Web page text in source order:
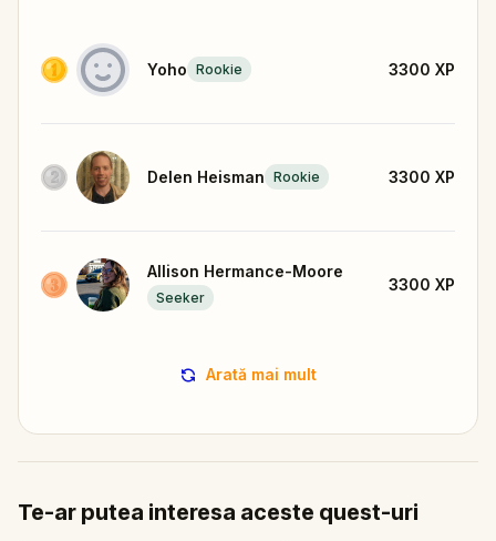
Yoho Rookie 3300 XP
Delen Heisman Rookie 3300 XP
Allison Hermance-Moore
Seeker
3300 XP
Arată mai mult
Te-ar putea interesa aceste quest-uri